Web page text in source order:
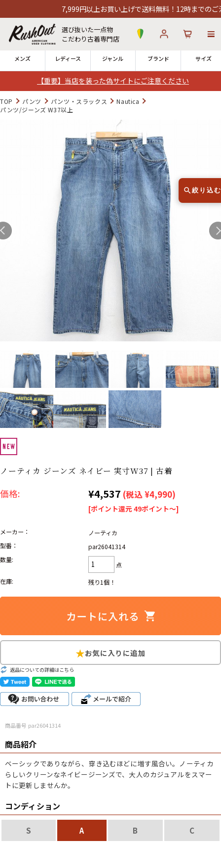
【重要】当店を装った偽サイトにご注意ください
7,999円以上お買い上げで送料無料！12時までのご注文は
選び抜いた一点物
こだわり古着専門店
メンズ レディース ジャンル ブランド サイズ
ログイン
全国7店舗・公式通販の比較
発送について 12時までのご注文で当日出荷！
※対応不可：日祝、長期休暇、セール
Search by Hotword 今週のHOTワード（7/29〜8/4）
Tシャツ USA製 2 映画 ミリタリー 4 スターウォーズ
ラルフローレン 6 大きいサイズ 7 アニメ
Search by Brandブランドから探す
ラルフ ローレン
ス
チャンピオン
パタゴニア
カーハート ディッキーズ
アディダス ナイキ
ア行 カ行 サ行
タ行
マ行 ラ行
Search by Item アイテムから探す
スウェット
半袖シャツ
レディース
雑貨/小物
Search by Particular
ジャケット
スウェット XS S M L
長袖シャツ
半袖シャツ
Tシャツ XS
TOP パンツ パンツ・スラックス
Nautica
パンツ/ジーンズ W37以上
ノーティカ ジーンズ ネイビー 実寸W37 | 古着
価格: ¥4,537 (税込 ¥4,990)
[ポイント還元 49ポイント～]
メーカー：
ノーティカ
型番：
par26041314
数量:
点
在庫:
残り1個！
返品についての詳細はこちら
商品番号 par26041314
商品紹介
ベーシックでありながら、穿き込むほどに増す風合い。ノーティカ
らしいクリーンなネイビージーンズで、大人のカジュアルをスマー
トに更新しませんか。
コンディション
S A B C
絞り込む